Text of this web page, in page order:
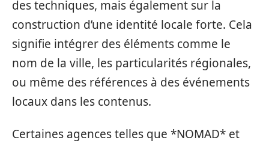
des techniques, mais également sur la
construction d’une identité locale forte. Cela
signifie intégrer des éléments comme le
nom de la ville, les particularités régionales,
ou même des références à des événements
locaux dans les contenus.
Certaines agences telles que *NOMAD* et